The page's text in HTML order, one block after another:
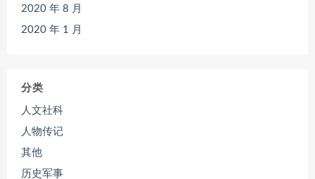
2020 年 8 月
2020 年 1 月
分类
人文社科
人物传记
其他
历史军事